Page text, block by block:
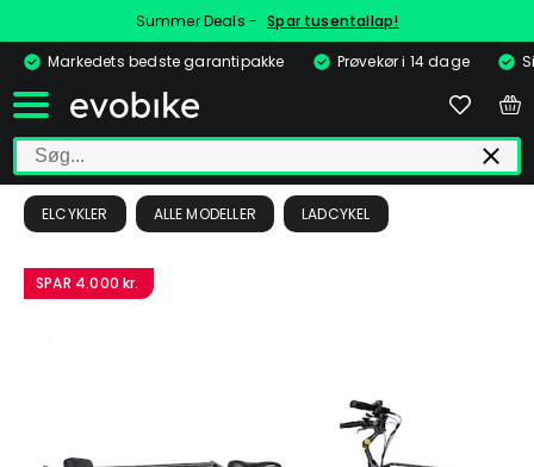
Summer Deals - Spar tusentallap!
Markedets bedste garantipakke
Prøvekør i 14 dage
ELCYKLER ALLE MODELLER LADCYKEL
SPAR 4.000 kr.